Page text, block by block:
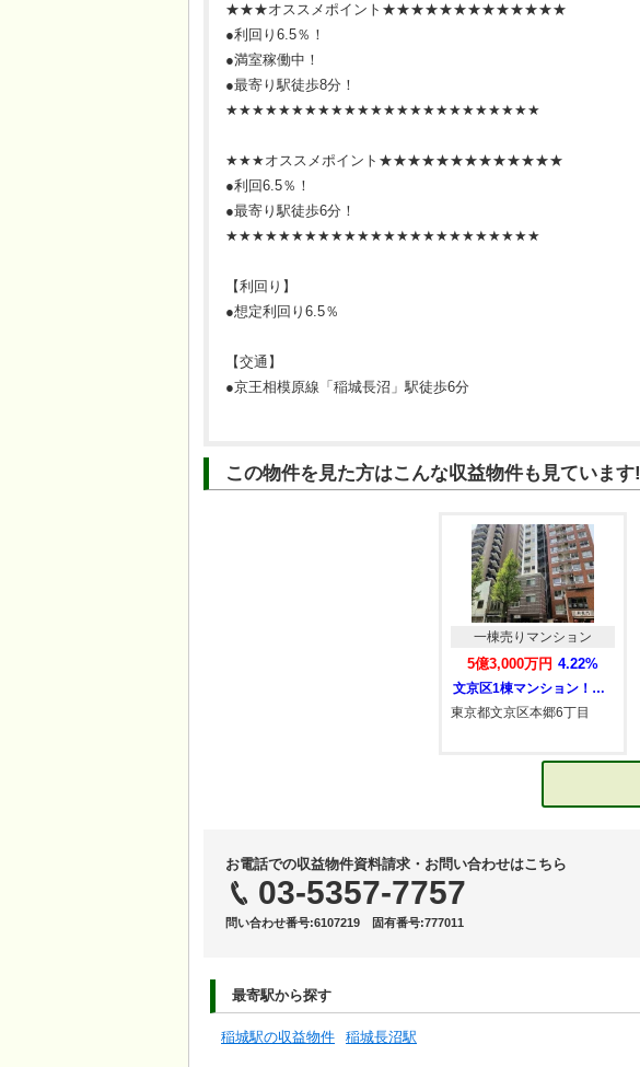
★★★オススメポイント★★★★★★★★★★★★★
●利回り6.5％！
●満室稼働中！
●最寄り駅徒歩8分！
★★★★★★★★★★★★★★★★★★★★★★★★
★★★オススメポイント★★★★★★★★★★★★★
●利回6.5％！
●最寄り駅徒歩6分！
★★★★★★★★★★★★★★★★★★★★★★★★
【利回り】
●想定利回り6.5％
【交通】
●京王相模原線「稲城長沼」駅徒歩6分
この物件を見た方はこんな収益物件も見ています!
文京区1棟マンション！融資相談受付中！中…
一棟売りマンション
5億3,000万円 4.22%
東京都文京区本郷6丁目
お電話での収益物件資料請求・お問い合わせはこちら
03-5357-7757
問い合わせ番号:6107219 固有番号:777011
最寄駅から探す
稲城駅の収益物件 稲城長沼駅